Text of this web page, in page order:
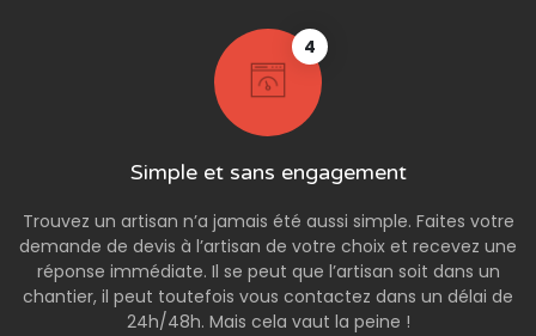
4
Simple et sans engagement
Trouvez un artisan n’a jamais été aussi simple. Faites votre
demande de devis à l’artisan de votre choix et recevez une
réponse immédiate. Il se peut que l’artisan soit dans un
chantier, il peut toutefois vous contactez dans un délai de
24h/48h. Mais cela vaut la peine !